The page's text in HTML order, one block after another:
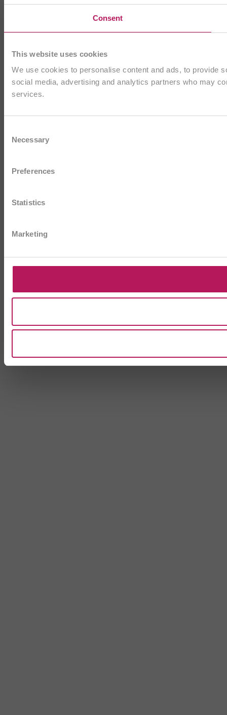
Consent
This website uses cookies
We use cookies to personalise content and ads, to provide
social media, advertising and analytics partners who may
services.
Selection
Necessary
Preferences
Statistics
Marketing